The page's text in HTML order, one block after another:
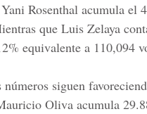
Yani Rosenthal acumula el
que Luis Zelaya
equivalente a 110,094
siguen
Oliva acumula